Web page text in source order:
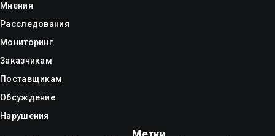
Мнения
Расследования
Мониторинг
Заказчикам
Поставщикам
Обсуждение
Нарушения